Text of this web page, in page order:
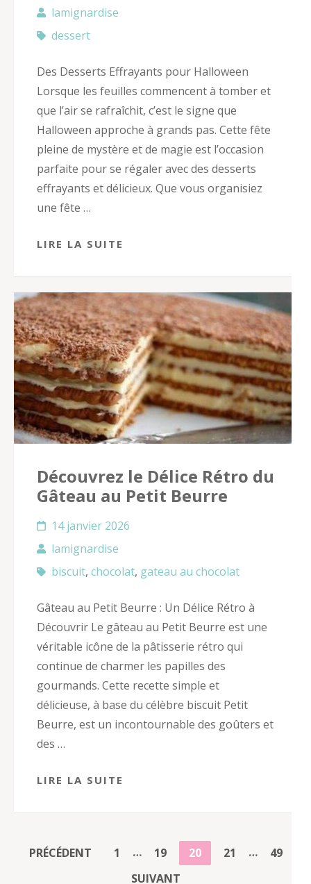
lamignardise
dessert
Des Desserts Effrayants pour Halloween
Lorsque les feuilles commencent à tomber et
que l’air se rafraîchit, c’est le signe que
Halloween approche à grands pas. Cette fête
pleine de mystère et de magie est l’occasion
parfaite pour se régaler avec des desserts
effrayants et délicieux. Que vous organisiez
une fête …
LIRE LA SUITE
Découvrez le Délice Rétro du
Gâteau au Petit Beurre
14 janvier 2026
lamignardise
biscuit, chocolat, gateau au chocolat
Gâteau au Petit Beurre : Un Délice Rétro à
Découvrir Le gâteau au Petit Beurre est une
véritable icône de la pâtisserie rétro qui
continue de charmer les papilles des
gourmands. Cette recette simple et
délicieuse, à base du célèbre biscuit Petit
Beurre, est un incontournable des goûters et
des …
LIRE LA SUITE
PAGINATION
PRÉCÉDENT PAGE
1 … PAGE
19 PAGE
20 PAGE
21 … PAGE
49
SUIVANT